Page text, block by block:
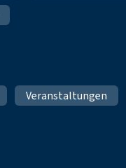
Veranstaltungen